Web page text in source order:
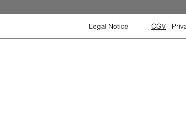
Legal Notice CGV